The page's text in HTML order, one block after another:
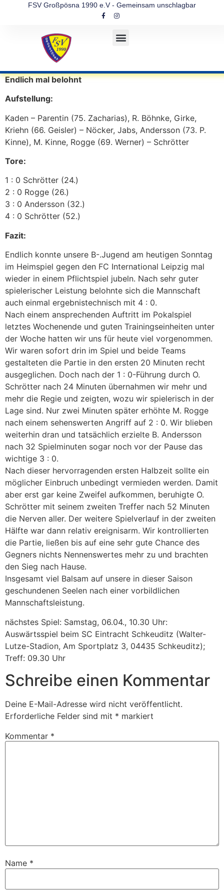
FSV Großpösna 1990 e.V - Gemeinsam unschlagbar
Endlich mal belohnt
Aufstellung:
Kaden – Parentin (75. Zacharias), R. Böhnke, Girke,
Kriehn (66. Geisler) – Nöcker, Jabs, Andersson (73. P.
Kinne), M. Kinne, Rogge (69. Werner) – Schrötter
Tore:
1 : 0 Schrötter (24.)
2 : 0 Rogge (26.)
3 : 0 Andersson (32.)
4 : 0 Schrötter (52.)
Fazit:
Endlich konnte unsere B-.Jugend am heutigen Sonntag
im Heimspiel gegen den FC International Leipzig mal
wieder in einem Pflichtspiel jubeln. Nach sehr guter
spielerischer Leistung belohnte sich die Mannschaft
auch einmal ergebnistechnisch mit 4 : 0.
Nach einem ansprechenden Auftritt im Pokalspiel
letztes Wochenende und guten Trainingseinheiten unter
der Woche hatten wir uns für heute viel vorgenommen.
Wir waren sofort drin im Spiel und beide Teams
gestalteten die Partie in den ersten 20 Minuten recht
ausgeglichen. Doch nach der 1 : 0-Führung durch O.
Schrötter nach 24 Minuten übernahmen wir mehr und
mehr die Regie und zeigten, wozu wir spielerisch in der
Lage sind. Nur zwei Minuten später erhöhte M. Rogge
nach einem sehenswerten Angriff auf 2 : 0. Wir blieben
weiterhin dran und tatsächlich erzielte B. Andersson
nach 32 Spielminuten sogar noch vor der Pause das
wichtige 3 : 0.
Nach dieser hervorragenden ersten Halbzeit sollte ein
möglicher Einbruch unbedingt vermieden werden. Damit
aber erst gar keine Zweifel aufkommen, beruhigte O.
Schrötter mit seinem zweiten Treffer nach 52 Minuten
die Nerven aller. Der weitere Spielverlauf in der zweiten
Hälfte war dann relativ ereignisarm. Wir kontrollierten
die Partie, ließen bis auf eine sehr gute Chance des
Gegners nichts Nennenswertes mehr zu und brachten
den Sieg nach Hause.
Insgesamt viel Balsam auf unsere in dieser Saison
geschundenen Seelen nach einer vorbildlichen
Mannschaftsleistung.
nächstes Spiel: Samstag, 06.04., 10.30 Uhr:
Auswärtsspiel beim SC Eintracht Schkeuditz (Walter-
Lutze-Stadion, Am Sportplatz 3, 04435 Schkeuditz);
Treff: 09.30 Uhr
Schreibe einen Kommentar
Deine E-Mail-Adresse wird nicht veröffentlicht.
Erforderliche Felder sind mit * markiert
Kommentar *
Name *